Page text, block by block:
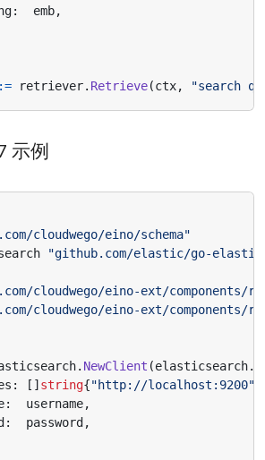
: emb,
:= retriever. Retrieve(ctx, "search
示例
cloudwego/eino/schema"
"github.com/elastic/go-
cloudwego/eino-ext/components/
cloudwego/eino-ext/components/
. NewClient (elasticsearch.
: [] string{"http://localhost:9200"
: username,
: password ,